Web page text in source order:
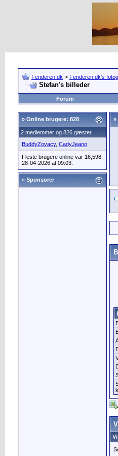
Fenderen.dk > Fenderen.dk's
Stefan's billeder
Forum
» Online brugere: 828
2 medlemmer og 826 gæster
BuddyZovacy, CadyJeano
Fleste brugere online var 16,598,
28-04-2026 at 09:03.
» Sponsorer
»